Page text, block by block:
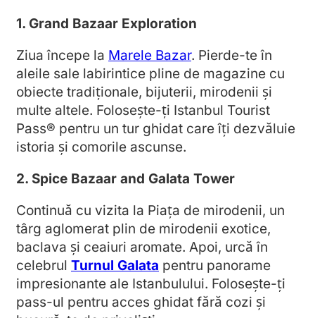
1. Grand Bazaar Exploration
Ziua începe la Marele Bazar. Pierde-te în
aleile sale labirintice pline de magazine cu
obiecte tradiționale, bijuterii, mirodenii și
multe altele. Folosește-ți Istanbul Tourist
Pass® pentru un tur ghidat care îți dezvăluie
istoria și comorile ascunse.
2. Spice Bazaar and Galata Tower
Continuă cu vizita la Piața de mirodenii, un
târg aglomerat plin de mirodenii exotice,
baclava și ceaiuri aromate. Apoi, urcă în
celebrul Turnul Galata pentru panorame
impresionante ale Istanbulului. Folosește-ți
pass-ul pentru acces ghidat fără cozi și